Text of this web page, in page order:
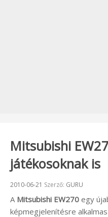
Mitsubishi
játékosoknak is
Beküldve:
2010-06-21 Szerző: GURU
A Mitsubishi EW270 egy
képmegjelenítésre